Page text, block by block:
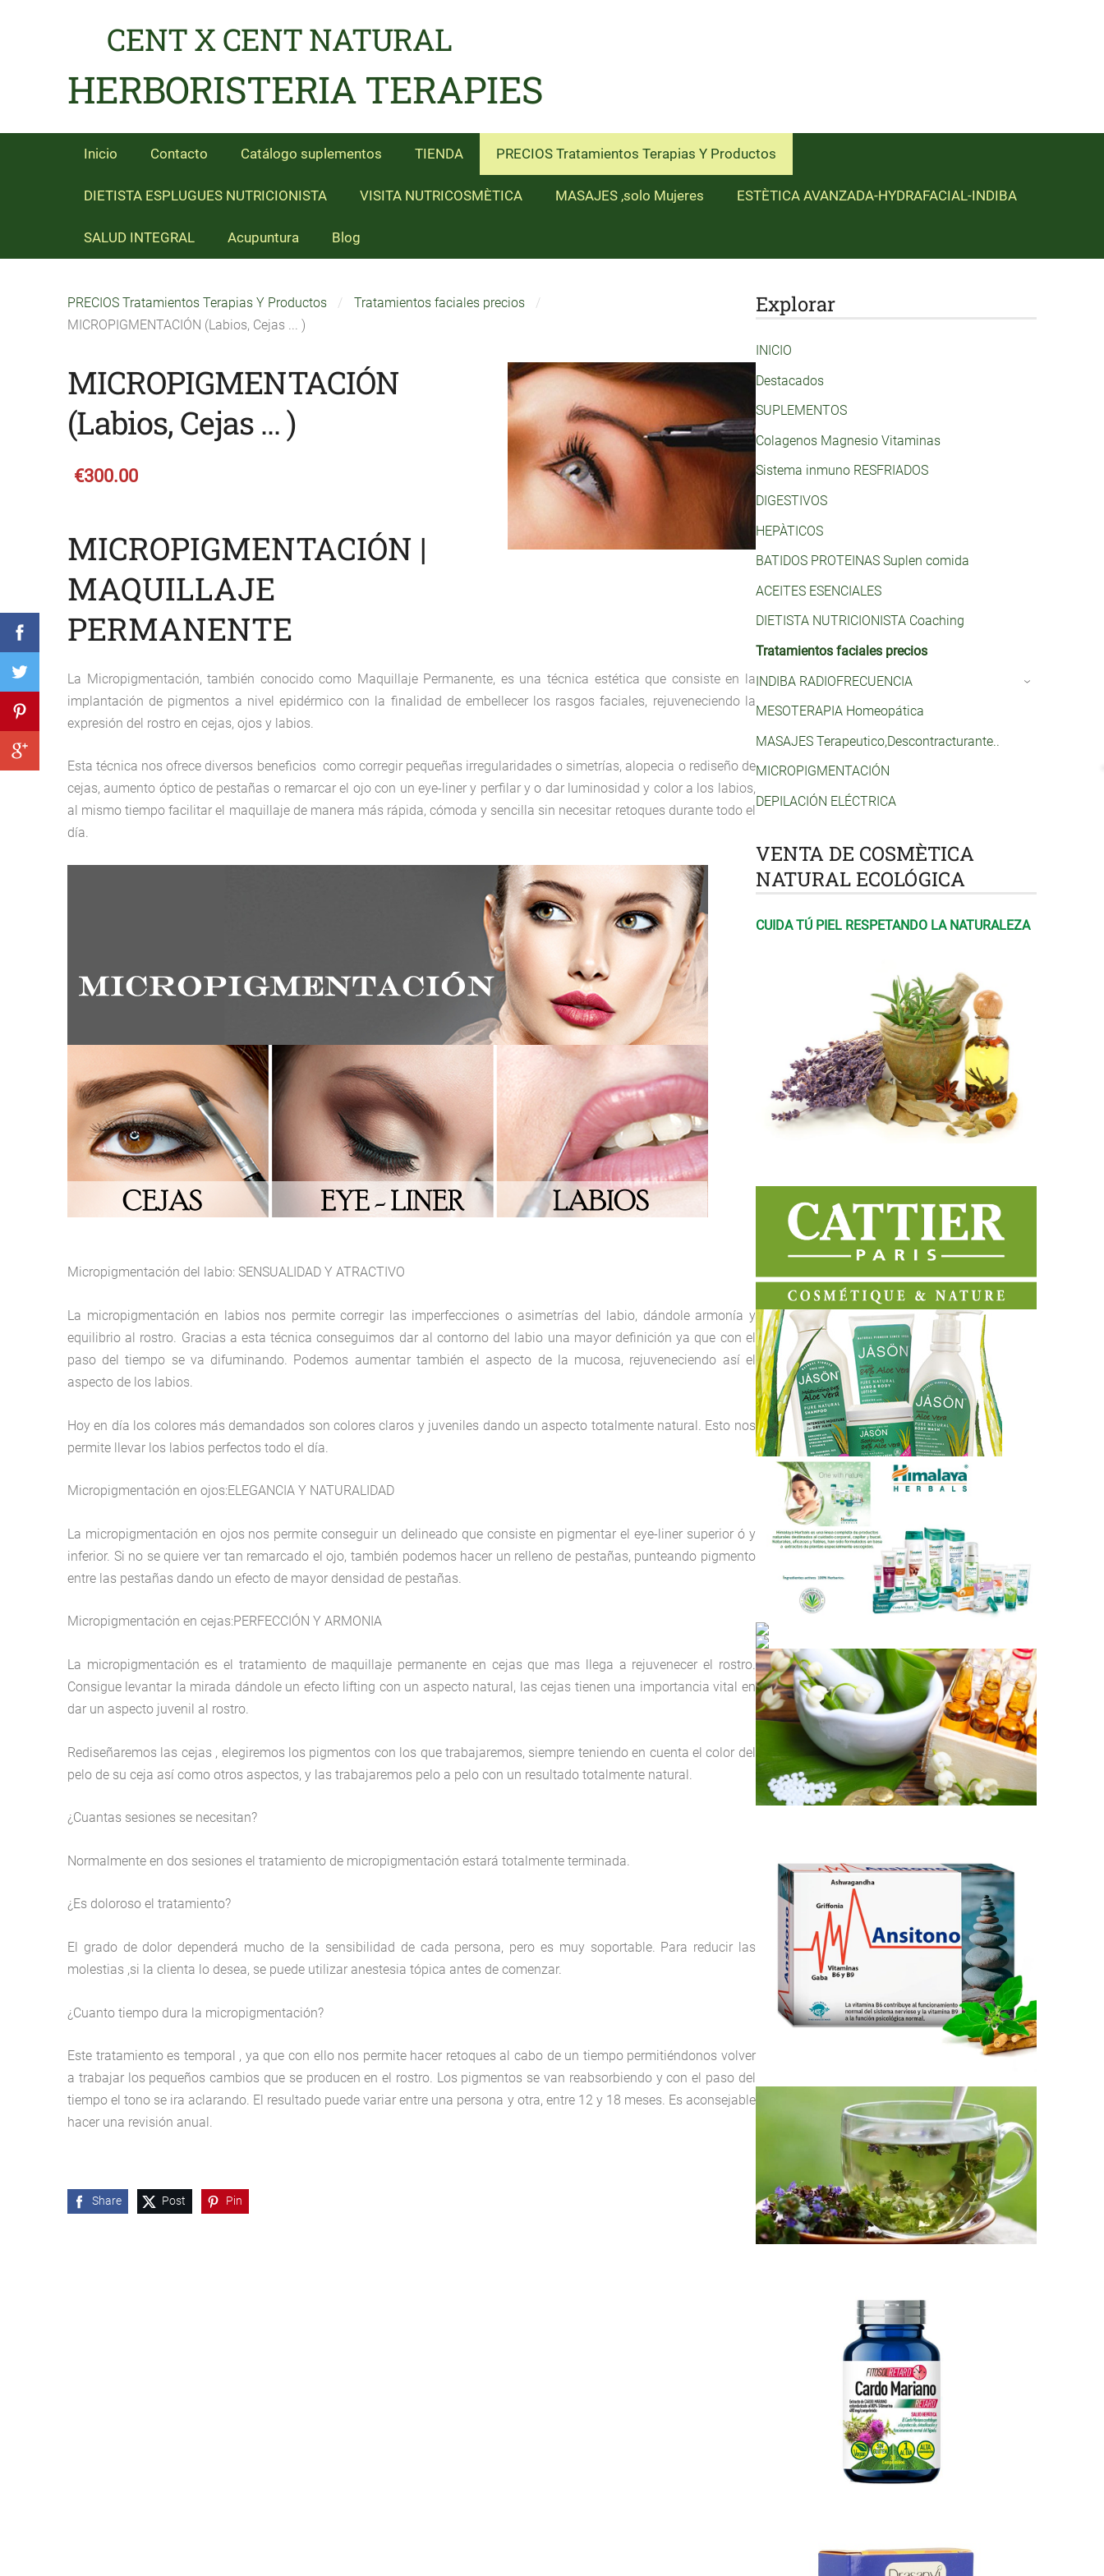
CENT X CENT NATURAL
HERBORISTERIA TERAPIES
Inicio Contacto Catálogo suplementos TIENDA PRECIOS Tratamientos Terapias Y Productos
DIETISTA ESPLUGUES NUTRICIONISTA VISITA NUTRICOSMÈTICA MASAJES ,solo Mujeres ESTÈTICA AVANZADA-HYDRAFACIAL-INDIBA
SALUD INTEGRAL Acupuntura Blog
Explorar
INICIO
Destacados
SUPLEMENTOS
Colagenos Magnesio Vitaminas
Sistema inmuno RESFRIADOS
DIGESTIVOS
HEPÀTICOS
BATIDOS PROTEINAS Suplen comida
ACEITES ESENCIALES
DIETISTA NUTRICIONISTA Coaching
Tratamientos faciales precios
INDIBA RADIOFRECUENCIA
›
MESOTERAPIA Homeopática
MASAJES Terapeutico,Descontracturante..
MICROPIGMENTACIÓN
DEPILACIÓN ELÉCTRICA
VENTA DE COSMÈTICA
NATURAL ECOLÓGICA
CUIDA TÚ PIEL RESPETANDO LA NATURALEZA
PRECIOS Tratamientos Terapias Y Productos
Tratamientos faciales precios
MICROPIGMENTACIÓN (Labios, Cejas ... )
MICROPIGMENTACIÓN
(Labios, Cejas ... )
€300.00
MICROPIGMENTACIÓN |
MAQUILLAJE
PERMANENTE
La Micropigmentación, también conocido como Maquillaje Permanente, es una técnica estética que consiste en la
implantación de pigmentos a nivel epidérmico con la finalidad de embellecer los rasgos faciales, rejuveneciendo la
expresión del rostro en cejas, ojos y labios.
Esta técnica nos ofrece diversos beneficios como corregir pequeñas irregularidades o simetrías, alopecia o rediseño de
cejas, aumento óptico de pestañas o remarcar el ojo con un eye-liner y perfilar y o dar luminosidad y color a los labios,
al mismo tiempo facilitar el maquillaje de manera más rápida, cómoda y sencilla sin necesitar retoques durante todo el
día.
Micropigmentación del labio: SENSUALIDAD Y ATRACTIVO
La micropigmentación en labios nos permite corregir las imperfecciones o asimetrías del labio, dándole armonía y
equilibrio al rostro. Gracias a esta técnica conseguimos dar al contorno del labio una mayor definición ya que con el
paso del tiempo se va difuminando. Podemos aumentar también el aspecto de la mucosa, rejuveneciendo así el
aspecto de los labios.
Hoy en día los colores más demandados son colores claros y juveniles dando un aspecto totalmente natural. Esto nos
permite llevar los labios perfectos todo el día.
Micropigmentación en ojos:ELEGANCIA Y NATURALIDAD
La micropigmentación en ojos nos permite conseguir un delineado que consiste en pigmentar el eye-liner superior ó y
inferior. Si no se quiere ver tan remarcado el ojo, también podemos hacer un relleno de pestañas, punteando pigmento
entre las pestañas dando un efecto de mayor densidad de pestañas.
Micropigmentación en cejas:PERFECCIÓN Y ARMONIA
La micropigmentación es el tratamiento de maquillaje permanente en cejas que mas llega a rejuvenecer el rostro.
Consigue levantar la mirada dándole un efecto lifting con un aspecto natural, las cejas tienen una importancia vital en
dar un aspecto juvenil al rostro.
Rediseñaremos las cejas , elegiremos los pigmentos con los que trabajaremos, siempre teniendo en cuenta el color del
pelo de su ceja así como otros aspectos, y las trabajaremos pelo a pelo con un resultado totalmente natural.
¿Cuantas sesiones se necesitan?
Normalmente en dos sesiones el tratamiento de micropigmentación estará totalmente terminada.
¿Es doloroso el tratamiento?
El grado de dolor dependerá mucho de la sensibilidad de cada persona, pero es muy soportable. Para reducir las
molestias ,si la clienta lo desea, se puede utilizar anestesia tópica antes de comenzar.
¿Cuanto tiempo dura la micropigmentación?
Este tratamiento es temporal , ya que con ello nos permite hacer retoques al cabo de un tiempo permitiéndonos volver
a trabajar los pequeños cambios que se producen en el rostro. Los pigmentos se van reabsorbiendo y con el paso del
tiempo el tono se ira aclarando. El resultado puede variar entre una persona y otra, entre 12 y 18 meses. Es aconsejable
hacer una revisión anual.
Share Post Pin